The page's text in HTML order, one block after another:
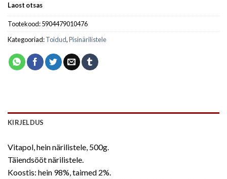
Laost otsas
Tootekood:5904479010476
Kategooriad:Toidud,Pisinärilistele
KIRJELDUS
Vitapol, hein närilistele, 500g.
Täiendsööt närilistele.
Koostis: hein 98%, taimed 2%.